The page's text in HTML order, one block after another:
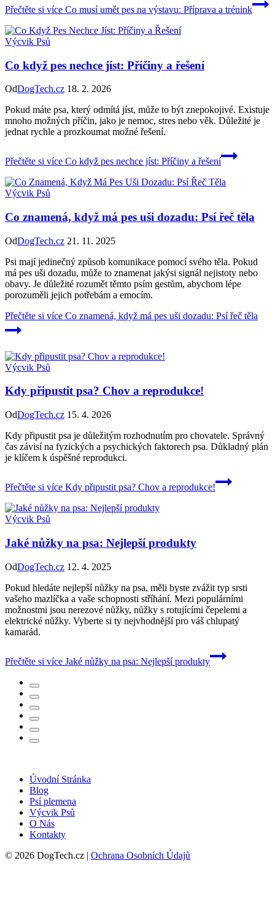
Přečtěte si více Co musí umět pes na výstavu: Příprava a trénink
Výcvik Psů
Co když pes nechce jíst: Příčiny a řešení
OdDogTech.cz 18. 2. 2026
Pokud máte psa, který odmítá jíst, může to být znepokojivé. Existuje
mnoho možných příčin, jako je nemoc, stres nebo věk. Důležité je
jednat rychle a prozkoumat možné řešení.
Přečtěte si více Co když pes nechce jíst: Příčiny a řešení
Výcvik Psů
Co znamená, když má pes uši dozadu: Psí řeč těla
OdDogTech.cz 21. 11. 2025
Psi mají jedinečný způsob komunikace pomocí svého těla. Pokud
má pes uši dozadu, může to znamenat jakýsi signál nejistoty nebo
obavy. Je důležité rozumět těmto psím gestům, abychom lépe
porozuměli jejich potřebám a emocím.
Přečtěte si více Co znamená, když má pes uši dozadu: Psí řeč těla
Výcvik Psů
Kdy připustit psa? Chov a reprodukce!
OdDogTech.cz 15. 4. 2026
Kdy připustit psa je důležitým rozhodnutím pro chovatele. Správný
čas závisí na fyzických a psychických faktorech psa. Důkladný plán
je klíčem k úspěšné reprodukci.
Přečtěte si více Kdy připustit psa? Chov a reprodukce!
Výcvik Psů
Jaké nůžky na psa: Nejlepší produkty
OdDogTech.cz 12. 4. 2025
Pokud hledáte nejlepší nůžky na psa, měli byste zvážit typ srsti
vašeho mazlíčka a vaše schopnosti stříhání. Mezi populárními
možnostmi jsou nerezové nůžky, nůžky s rotujícími čepelemi a
elektrické nůžky. Vyberte si ty nejvhodnější pro váš chlupatý
kamarád.
Přečtěte si více Jaké nůžky na psa: Nejlepší produkty
Úvodní Stránka
Blog
Psí plemena
Výcvik Psů
O Nás
Kontakty
© 2026 DogTech.cz | Ochrana Osobních Údajů